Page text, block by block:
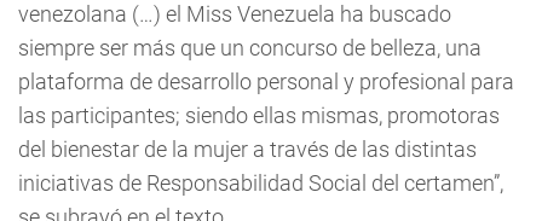
venezolana (…) el Miss Venezuela ha buscado
siempre ser más que un concurso de belleza, una
plataforma de desarrollo personal y profesional para
las participantes; siendo ellas mismas, promotoras
del bienestar de la mujer a través de las distintas
iniciativas de Responsabilidad Social del certamen”,